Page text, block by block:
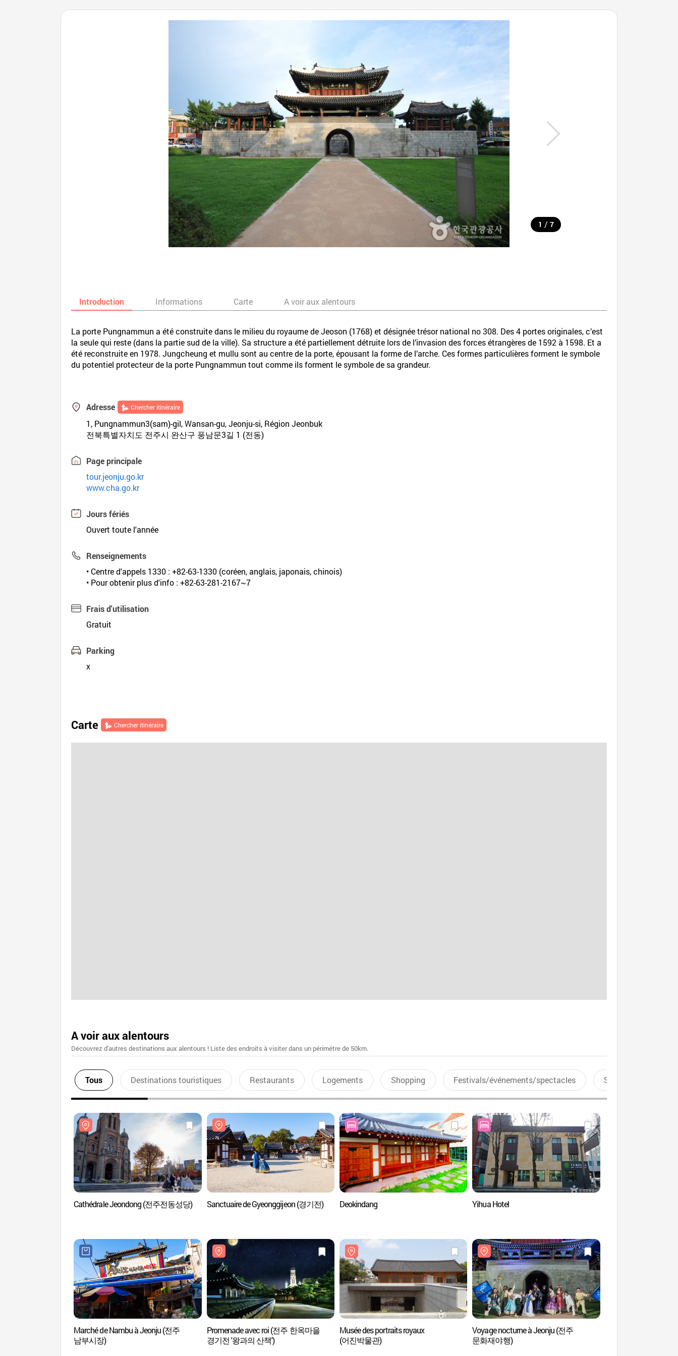
1 / 7
Introduction Informations Carte A voir aux alentours
La porte Pungnammun a été construite dans le milieu du royaume de Jeoson (1768) et désignée trésor national no 308. Des 4 portes originales, c’est
la seule qui reste (dans la partie sud de la ville). Sa structure a été partiellement détruite lors de l’invasion des forces étrangères de 1592 à 1598. Et a
été reconstruite en 1978. Jungcheung et mullu sont au centre de la porte, épousant la forme de l’arche. Ces formes particulières forment le symbole
du potentiel protecteur de la porte Pungnammun tout comme ils forment le symbole de sa grandeur.
Adresse Chercher itinéraire
1, Pungnammun3(sam)-gil, Wansan-gu, Jeonju-si, Région Jeonbuk
전북특별자치도 전주시 완산구 풍남문3길 1 (전동)
Page principale
tour.jeonju.go.kr
www.cha.go.kr
Jours fériés
Ouvert toute l'année
Renseignements
• Centre d'appels 1330 : +82-63-1330 (coréen, anglais, japonais, chinois)
• Pour obtenir plus d'info : +82-63-281-2167~7
Frais d'utilisation
Gratuit
Parking
x
Carte Chercher itinéraire
A voir aux alentours
Découvrez d'autres destinations aux alentours ! Liste des endroits à visiter dans un périmétre de 50km.
Tous Destinations touristiques Restaurants Logements Shopping Festivals/événements/spectacles Sports aquatiques
Cathédrale Jeondong (전주전동성당) Sanctuaire de Gyeonggijeon (경기전) Deokindang Yihua Hotel
Marché de Nambu à Jeonju (전주
남부시장)
Promenade avec roi (전주 한옥마을
경기전 '왕과의 산책')
Musée des portraits royaux
(어진박물관)
Voyage nocturne à Jeonju (전주
문화재야행)